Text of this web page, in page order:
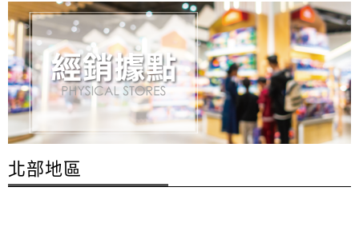
北部地區